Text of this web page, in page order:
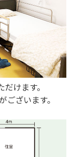
けます。
ざいます。